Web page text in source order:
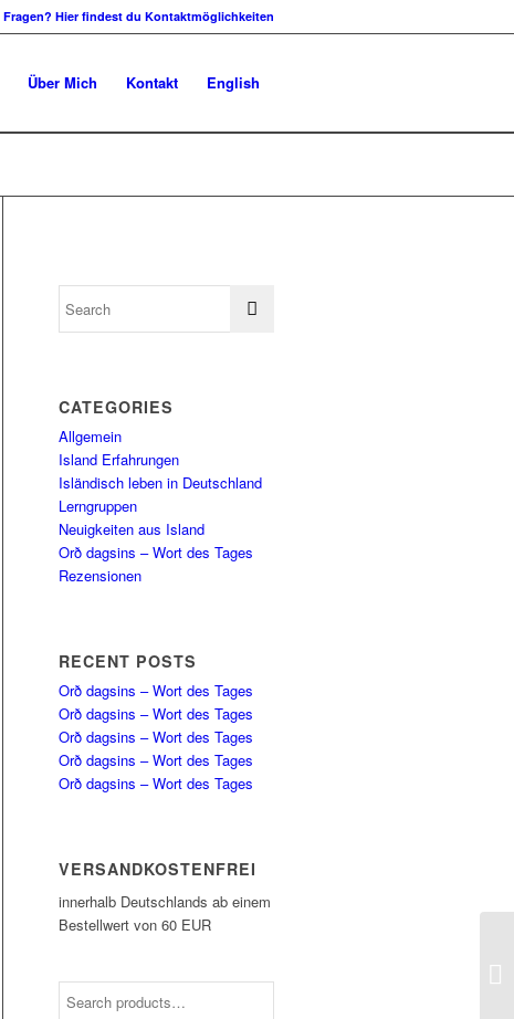
Fragen? Hier findest du Kontaktmöglichkeiten
Über Mich Kontakt English
CATEGORIES
Allgemein
Island Erfahrungen
Isländisch leben in Deutschland
Lerngruppen
Neuigkeiten aus Island
Orð dagsins – Wort des Tages
Rezensionen
RECENT POSTS
Orð dagsins – Wort des Tages
Orð dagsins – Wort des Tages
Orð dagsins – Wort des Tages
Orð dagsins – Wort des Tages
Orð dagsins – Wort des Tages
VERSANDKOSTENFREI
innerhalb Deutschlands ab einem
Bestellwert von 60 EUR